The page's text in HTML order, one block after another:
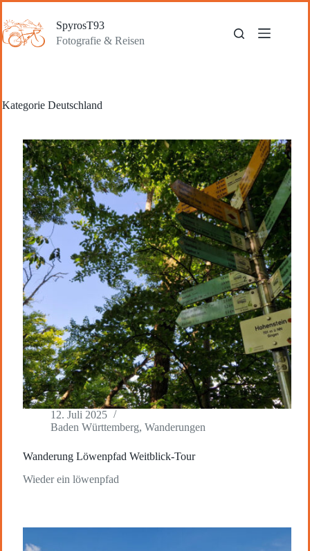
Inhalt
springen
SpyrosT93
Fotografie & Reisen
Kategorie Deutschland
12. Juli 2025
Baden Württemberg, Wanderungen
Wanderung Löwenpfad Weitblick-Tour
Wieder ein löwenpfad